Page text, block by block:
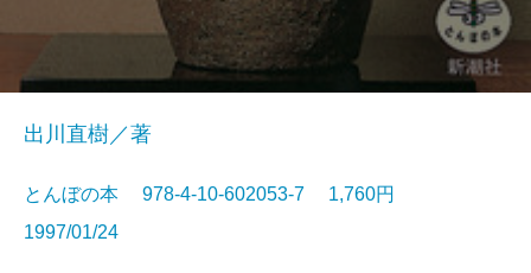
出川直樹／著
とんぼの本 978-4-10-602053-7 1,760円
1997/01/24